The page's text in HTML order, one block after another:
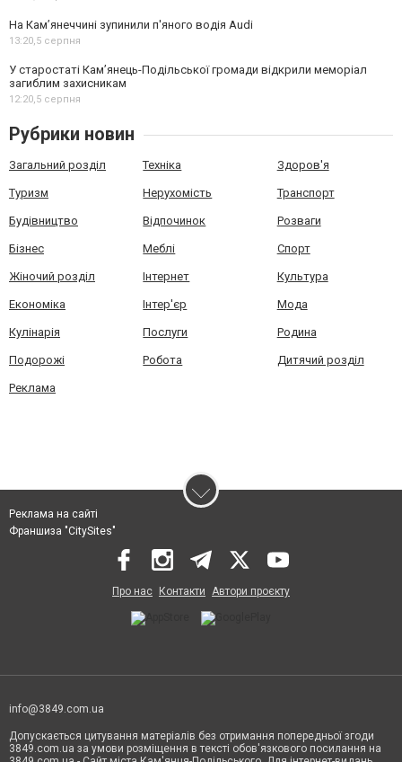
На Камʼянеччині зупинили п'яного водія Audi
13:20,5 серпня
У старостаті Кам’янець-Подільської громади відкрили меморіал
загиблим захисникам
12:20,5 серпня
Рубрики новин
Загальний розділ Техніка Здоров'я
Туризм Нерухомість Транспорт
Будівництво Відпочинок Розваги
Бізнес Меблі Спорт
Жіночий розділ Інтернет Культура
Економіка Інтер'єр Мода
Кулінарія Послуги Родина
Подорожі Робота Дитячий розділ
Реклама
Реклама на сайті
Франшиза "CitySites"
Про нас Контакти Автори проєкту
info@3849.com.ua
Допускається цитування матеріалів без отримання попередньої згоди
3849.com.ua за умови розміщення в тексті обов'язкового посилання на